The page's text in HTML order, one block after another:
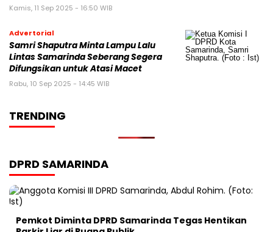
Kamis, 11 Sep 2025 - 16:50 WIB
Advertorial
Samri Shaputra Minta Lampu Lalu
Lintas Samarinda Seberang Segera
Difungsikan untuk Atasi Macet
Rabu, 10 Sep 2025 - 14:45 WIB
TRENDING
DPRD SAMARINDA
Pemkot Diminta DPRD Samarinda Tegas Hentikan